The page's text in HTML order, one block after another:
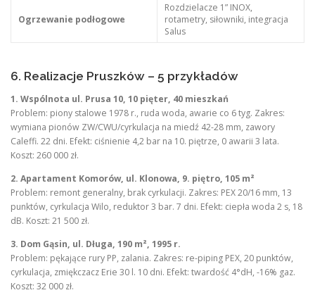
Ogrzewanie podłogowe
Rozdzielacze 1” INOX,
rotametry, siłowniki, integracja
Salus
6. Realizacje Pruszków – 5 przykładów
1. Wspólnota ul. Prusa 10, 10 pięter, 40 mieszkań
Problem: piony stalowe 1978 r., ruda woda, awarie co 6 tyg. Zakres:
wymiana pionów ZW/CWU/cyrkulacja na miedź 42-28 mm, zawory
Caleffi. 22 dni. Efekt: ciśnienie 4,2 bar na 10. piętrze, 0 awarii 3 lata.
Koszt: 260 000 zł.
2. Apartament Komorów, ul. Klonowa, 9. piętro, 105 m²
Problem: remont generalny, brak cyrkulacji. Zakres: PEX 20/16 mm, 13
punktów, cyrkulacja Wilo, reduktor 3 bar. 7 dni. Efekt: ciepła woda 2 s, 18
dB. Koszt: 21 500 zł.
3. Dom Gąsin, ul. Długa, 190 m², 1995 r.
Problem: pękające rury PP, zalania. Zakres: re-piping PEX, 20 punktów,
cyrkulacja, zmiękczacz Erie 30 l. 10 dni. Efekt: twardość 4°dH, -16% gaz.
Koszt: 32 000 zł.